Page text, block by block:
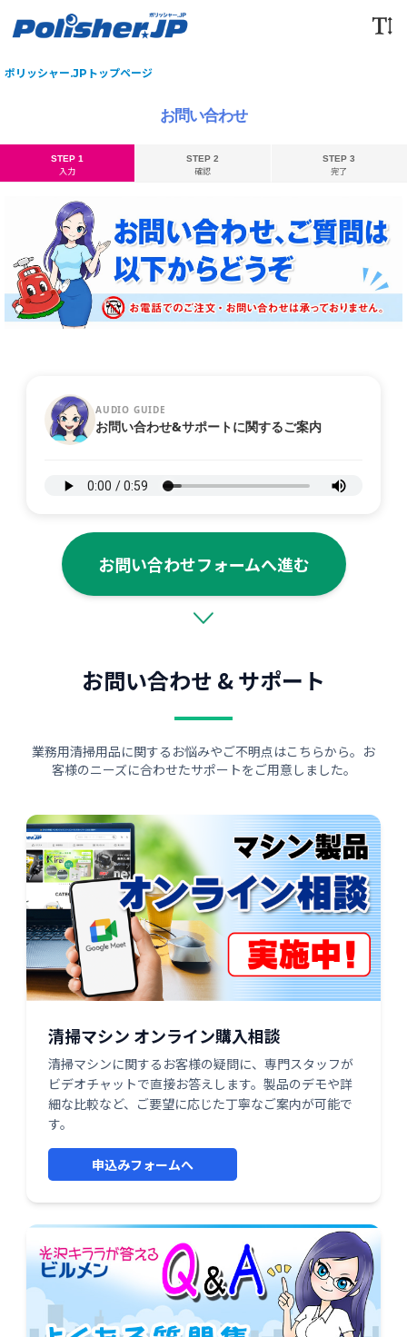
ポリッシャー.JPトップページ
お問い合わせ
STEP 1
入力
STEP 2
確認
STEP 3
完了
AUDIO GUIDE
お問い合わせ&サポートに関するご案内
お問い合わせフォームへ進む
お問い合わせ & サポート
業務用清掃用品に関するお悩みやご不明点はこちらから。お
客様のニーズに合わせたサポートをご用意しました。
清掃マシン オンライン購入相談
清掃マシンに関するお客様の疑問に、専門スタッフが
ビデオチャットで直接お答えします。製品のデモや詳
細な比較など、ご要望に応じた丁寧なご案内が可能で
す。
申込みフォームへ